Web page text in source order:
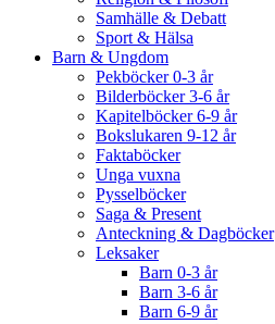
Samhälle & Debatt
Sport & Hälsa
Barn & Ungdom
Pekböcker 0-3 år
Bilderböcker 3-6 år
Kapitelböcker 6-9 år
Bokslukaren 9-12 år
Faktaböcker
Unga vuxna
Pysselböcker
Saga & Present
Anteckning & Dagböcker
Leksaker
Barn 0-3 år
Barn 3-6 år
Barn 6-9 år